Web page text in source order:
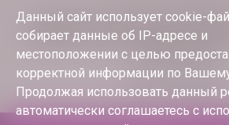
Режим работы школы: 8.00 - 20.00,
Режим работы администрации и
обед 13.00-13.30
E-mail:terciya3@mail.ru
Данный сайт использует cookie-
собирает данные об IP-адресе и
местоположении с целью
корректной информации по
Продолжая использовать данный
автоматически соглашаетесь с